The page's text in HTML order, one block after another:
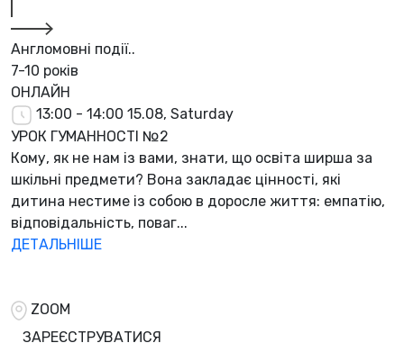
Англомовні події..
7-10 років
ОНЛАЙН
13:00 - 14:00 15.08, Saturday
УРОК ГУМАННОСТІ №2
Кому, як не нам із вами, знати, що освіта ширша за
шкільні предмети? Вона закладає цінності, які
дитина нестиме із собою в доросле життя: емпатію,
відповідальність, поваг...
ДЕТАЛЬНІШЕ
ZOOM
ЗАРЕЄСТРУВАТИСЯ